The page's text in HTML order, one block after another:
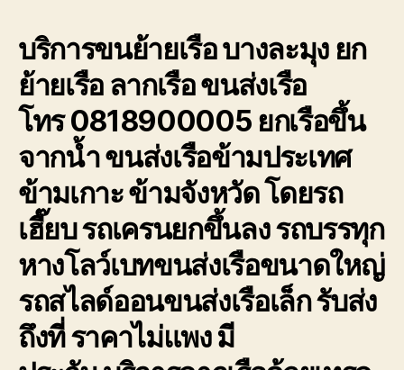
และ
ได้
มาตรฐาน
ระหว่าง
การ
ยก
ย้าย
การ
เดิน
ทาง
ขนส่ง
เรือ
ให้
ถึงที่
หมาย
บริการขนย้ายเรือ บางละมุง ยก
ย้ายเรือ ลากเรือ ขนส่งเรือ
โทร 0818900005 ยกเรือขึ้น
จากน้ำ ขนส่งเรือข้ามประเทศ
ข้ามเกาะ ข้ามจังหวัด โดยรถ
เฮี๊ยบ รถเครนยกขึ้นลง รถบรรทุก
หางโลว์เบทขนส่งเรือขนาดใหญ่
รถสไลด์ออนขนส่งเรือเล็ก รับส่ง
ถึงที่ ราคาไม่แพง มี